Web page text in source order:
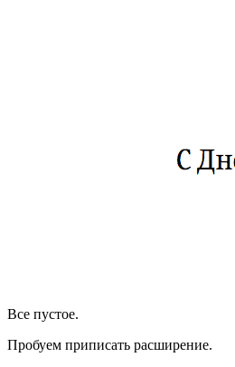
Все пустое.
Пробуем приписать расширение.